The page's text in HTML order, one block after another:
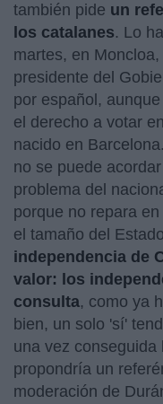
también pide un
los catalanes. Lo
martes, en
presidente del
por español,
el derecho a votar
nacido en
no se puede
problema del
porque no repara
el tamaño del
independencia de
valor: los
consulta, como ya
bien, un solo 'sí'
una vez
propondría un
moderación de